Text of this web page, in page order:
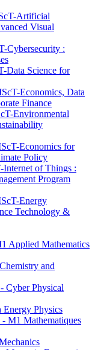
Artificial
Visual
Cybersecurity :
Data Science for
Economics, Data
Finance
Environmental
Economics for
Policy
of Things :
Program
Energy
Technology &
Applied Mathematics
and
Cyber Physical
Physics
M1 Mathematiques